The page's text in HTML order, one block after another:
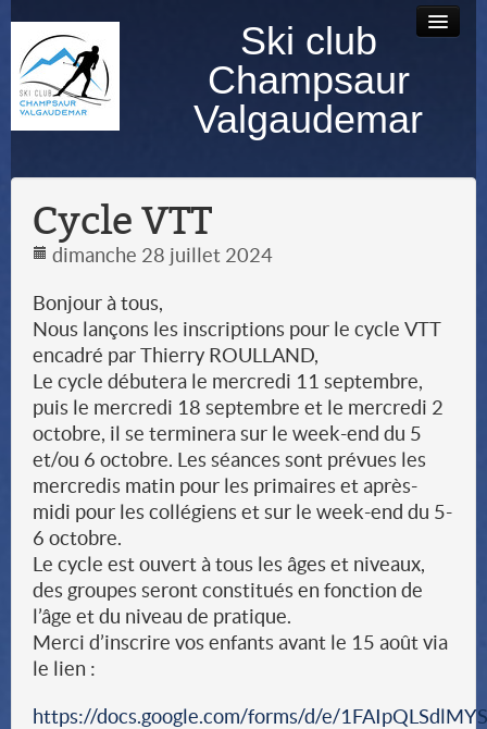
Ski club
Champsaur
Valgaudemar
Accueil Contact
photos
Cycle VTT
dimanche 28 juillet 2024
Bonjour à tous,
Nous lançons les inscriptions pour le cycle VTT
encadré par Thierry ROULLAND,
Le cycle débutera le mercredi 11 septembre,
puis le mercredi 18 septembre et le mercredi 2
octobre, il se terminera sur le week-end du 5
et/ou 6 octobre. Les séances sont prévues les
mercredis matin pour les primaires et après-
midi pour les collégiens et sur le week-end du 5-
6 octobre.
Le cycle est ouvert à tous les âges et niveaux,
des groupes seront constitués en fonction de
l’âge et du niveau de pratique.
Merci d’inscrire vos enfants avant le 15 août via
le lien :
https://docs.google.com/forms/d/e/